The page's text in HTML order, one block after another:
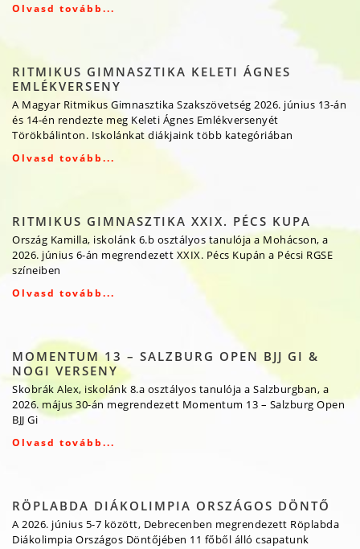
Olvasd tovább...
RITMIKUS GIMNASZTIKA KELETI ÁGNES
EMLÉKVERSENY
A Magyar Ritmikus Gimnasztika Szakszövetség 2026. június 13-án
és 14-én rendezte meg Keleti Ágnes Emlékversenyét
Törökbálinton. Iskolánkat diákjaink több kategóriában
Olvasd tovább...
RITMIKUS GIMNASZTIKA XXIX. PÉCS KUPA
Ország Kamilla, iskolánk 6.b osztályos tanulója a Mohácson, a
2026. június 6-án megrendezett XXIX. Pécs Kupán a Pécsi RGSE
színeiben
Olvasd tovább...
MOMENTUM 13 – SALZBURG OPEN BJJ GI &
NOGI VERSENY
Skobrák Alex, iskolánk 8.a osztályos tanulója a Salzburgban, a
2026. május 30-án megrendezett Momentum 13 – Salzburg Open
BJJ Gi
Olvasd tovább...
RÖPLABDA DIÁKOLIMPIA ORSZÁGOS DÖNTŐ
A 2026. június 5-7 között, Debrecenben megrendezett Röplabda
Diákolimpia Országos Döntőjében 11 főből álló csapatunk